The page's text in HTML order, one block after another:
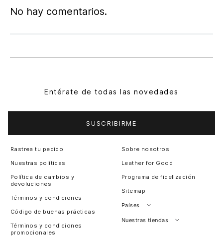
No hay comentarios.
Entérate de todas las novedades
SUSCRIBIRME
Rastrea tu pedido
Nuestras políticas
Política de cambios y
devoluciones
Términos y condiciones
Código de buenas prácticas
Términos y condiciones
promocionales
Sobre nosotros
Leather for Good
Programa de fidelización
Sitemap
Países
Perú
Nuestras tiendas